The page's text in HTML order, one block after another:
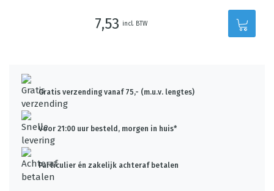
7,53 incl. BTW
Gratis verzending vanaf 75,- (m.u.v. lengtes)
Voor 21:00 uur besteld, morgen in huis*
Particulier én zakelijk achteraf betalen